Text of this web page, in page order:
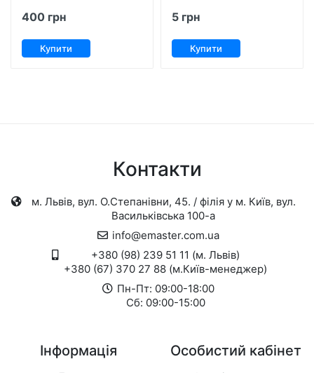
400 грн
Купити
5 грн
Купити
Контакти
м. Львів, вул. О.Степанівни, 45. / філія у м. Київ, вул.
Васильківська 100-а
info@emaster.com.ua
+380 (98) 239 51 11 (м. Львів)
+380 (67) 370 27 88 (м.Київ-менеджер)
Пн-Пт: 09:00-18:00
Сб: 09:00-15:00
Інформація Особистий кабінет